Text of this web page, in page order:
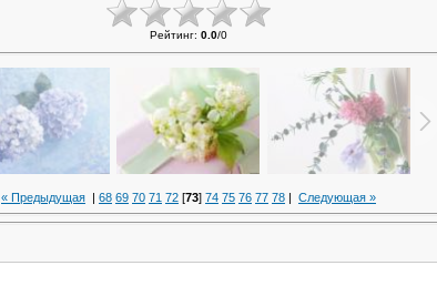
Рейтинг: 0.0/0
« Предыдущая | 68 69 70 71 72 [73] 74 75 76 77 78 | Следующая »